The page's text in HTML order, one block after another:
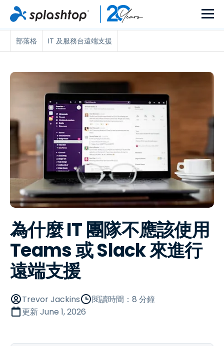
部落格 IT 及服務台遠端支援
為什麼 IT 團隊不應該使用
Teams 或 Slack 來進行
遠端支援
Trevor Jackins
閱讀時間：8 分鐘
更新June 1, 2026